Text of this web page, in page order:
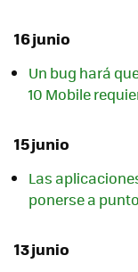
16 junio
Un bug hará
10 Mobile
15 junio
Las
ponerse a
13 junio